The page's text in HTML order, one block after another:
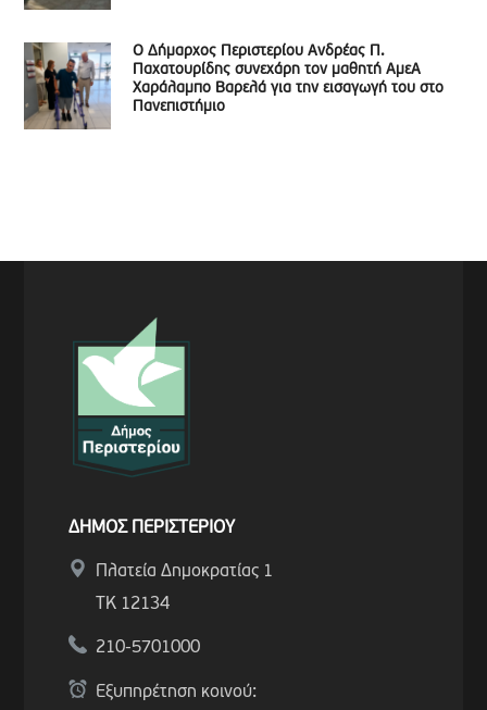
Ο Δήμαρχος Περιστερίου Ανδρέας Π.
Παχατουρίδης συνεχάρη τον μαθητή ΑμεΑ
Χαράλαμπο Βαρελά για την εισαγωγή του στο
Πανεπιστήμιο
ΔΗΜΟΣ ΠΕΡΙΣΤΕΡΙΟΥ
Πλατεία Δημοκρατίας 1
ΤΚ 12134
210-5701000
Εξυπηρέτηση κοινού: